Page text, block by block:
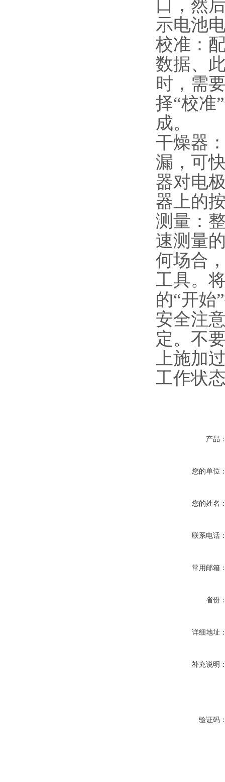
口，然
示电池
校准：
数据、
时，需
择“校准
成。
干燥器
漏，可
器对电
器上的
测量：
速测量
何场合
工具。
的“开始
安全注
定。不
上施加
工作状
产品
您的单位
您的姓名
联系电话
常用邮箱
省份
详细地址
补充说明
验证码